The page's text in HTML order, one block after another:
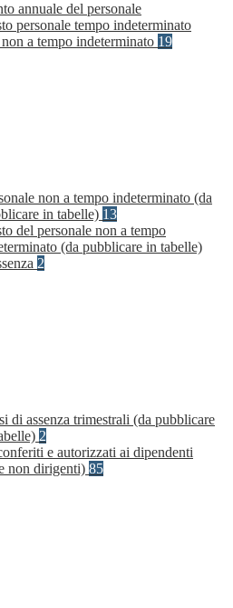
annuale del personale
personale tempo indeterminato
a tempo indeterminato 19
non a tempo indeterminato (da
in tabelle) 13
del personale non a tempo
(da pubblicare in tabelle)
2
di assenza trimestrali (da pubblicare
2
e autorizzati ai dipendenti
non dirigenti) 85